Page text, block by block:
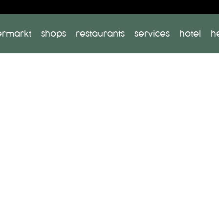
shops restaurants services hotel